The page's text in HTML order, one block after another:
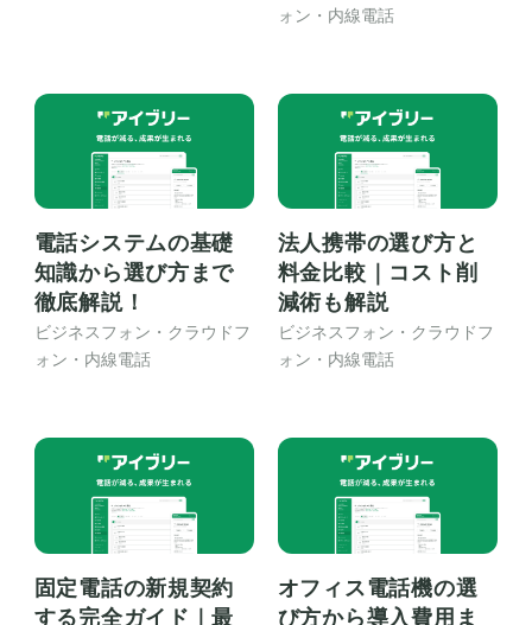
ォン・内線電話
電話システムの基礎
知識から選び方まで
徹底解説！
ビジネスフォン・クラウドフ
ォン・内線電話
法人携帯の選び方と
料金比較｜コスト削
減術も解説
ビジネスフォン・クラウドフ
ォン・内線電話
固定電話の新規契約
する完全ガイド｜最
オフィス電話機の選
び方から導入費用ま